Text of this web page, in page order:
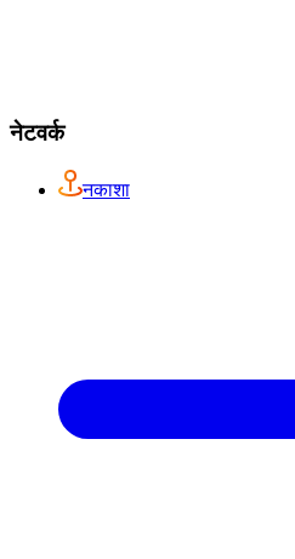
नेटवर्क
नकाशा